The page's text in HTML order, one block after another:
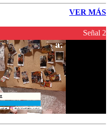
VER MÁS
Señal 2